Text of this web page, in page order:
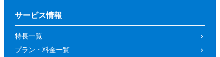
サービス情報
特長一覧
プラン・料金一覧